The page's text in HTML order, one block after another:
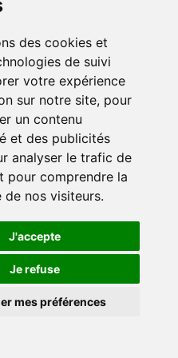
des cookies et
de suivi
votre expérience
sur notre site, pour
un contenu
et des publicités
analyser le trafic de
pour comprendre la
de nos visiteurs.
J'accepte
Je refuse
mes préférences